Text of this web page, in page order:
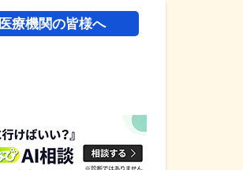
医療機関の皆様へ